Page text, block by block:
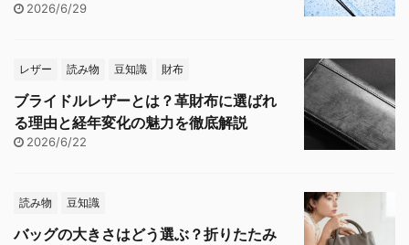
2026/6/29
レザー 読み物 豆知識 財布
ブライドルレザーとは？革財布に選ばれ
る理由と経年変化の魅力を徹底解説
2026/6/22
読み物 豆知識
バッグの大きさはどう選ぶ？折りたたみ